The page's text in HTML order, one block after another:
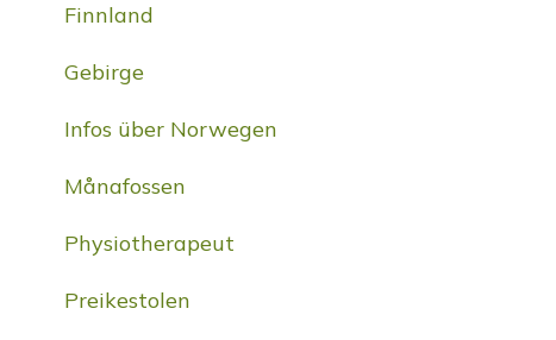
Finnland
Gebirge
Infos über Norwegen
Månafossen
Physiotherapeut
Preikestolen